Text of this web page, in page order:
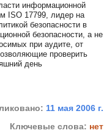
информационной
ISO 17799, лидер на
безопасности в
безопасности, а не
при аудите, от
проверить
день
11 мая 2006 г.
Ключевые слова: нет